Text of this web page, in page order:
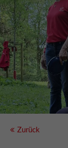
Zurück